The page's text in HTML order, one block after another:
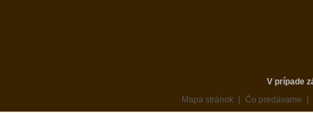
V prípade
Mapa stránok
Čo predávame